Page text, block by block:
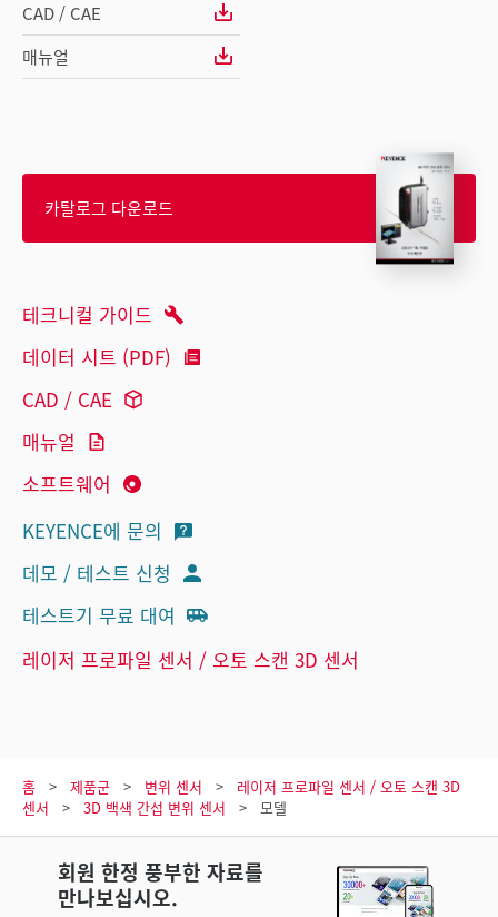
CAD / CAE
매뉴얼
카탈로그 다운로드
테크니컬 가이드
데이터 시트 (PDF)
CAD / CAE
매뉴얼
소프트웨어
KEYENCE에 문의
데모 / 테스트 신청
테스트기 무료 대여
레이저 프로파일 센서 / 오토 스캔 3D 센서
홈 제품군 변위 센서
레이저 프로파일 센서 / 오토 스캔 3D
센서
3D 백색 간섭 변위 센서 모델
회원 한정 풍부한 자료를
만나보십시오.